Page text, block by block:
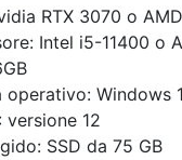
RTX 3070 o
Intel i5-11400 o
operativo: Windows
versione 12
SSD da 75 GB